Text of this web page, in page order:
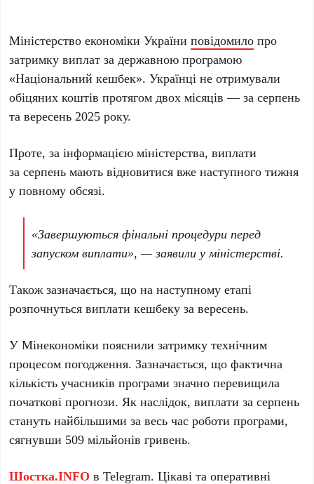
Міністерство економіки Україниповідомило про
затримку виплат за державною програмою
«Національний кешбек». Українці не отримували
обіцяних коштів протягом двох місяців — за серпень
та вересень 2025 року.
Проте, за інформацією міністерства, виплати
за серпень мають відновитися вже наступного тижня
у повному обсязі.
«Завершуються фінальні процедури перед
запуском виплати», — заявили у міністерстві.
Також зазначається, що на наступному етапі
розпочнуться виплати кешбеку за вересень.
У Мінекономіки пояснили затримку технічним
процесом погодження. Зазначається, що фактична
кількість учасників програми значно перевищила
початкові прогнози. Як наслідок, виплати за серпень
стануть найбільшими за весь час роботи програми,
сягнувши 509 мільйонів гривень.
Шостка.INFO вTelegram. Цікаві та оперативні